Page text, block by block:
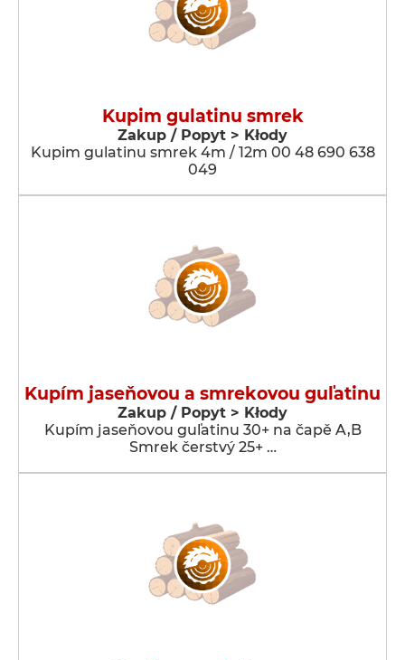
Kupim gulatinu smrek
Zakup / Popyt > Kłody
Kupim gulatinu smrek 4m / 12m 00 48 690 638
049
Kupím jaseňovou a smrekovou guľatinu
Zakup / Popyt > Kłody
Kupím jaseňovou guľatinu 30+ na čapě A,B
Smrek čerstvý 25+ …